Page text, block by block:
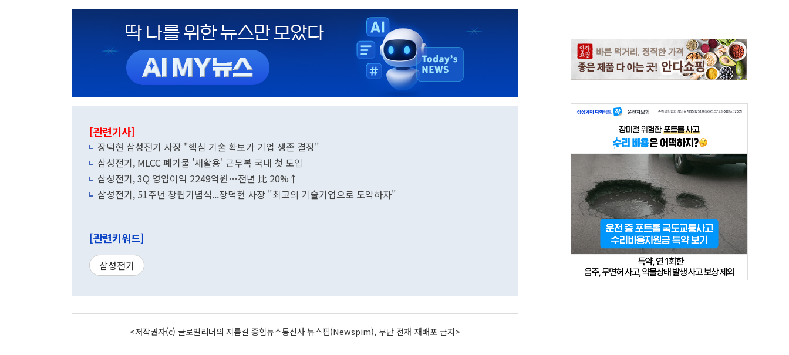
[관련기사]
장덕현 삼성전기 사장 "핵심 기술 확보가 기업 생존 결정"
삼성전기, MLCC 폐기물 '새활용' 근무복 국내 첫 도입
삼성전기, 3Q 영업이익 2249억원…전년 比 20%↑
삼성전기, 51주년 창립기념식...장덕현 사장 "최고의 기술기업으로 도약하자"
[관련키워드]
삼성전기
<저작권자(c) 글로벌리더의 지름길 종합뉴스통신사 뉴스핌(Newspim), 무단 전재-재배포 금지>